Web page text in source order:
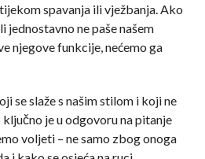
spavanja ili vježbanja. Ako
jednostavno ne paše našem
njegove funkcije, nećemo ga
se slaže s našim stilom i koji ne
je u odgovoru na pitanje
voljeti – ne samo zbog onoga